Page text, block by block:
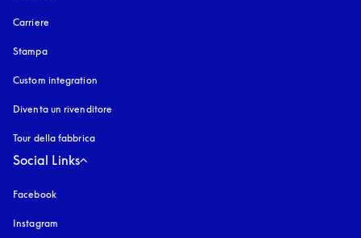
Carriere
Stampa
Custom integration
Diventa un rivenditore
Tour della fabbrica
Social Links
Facebook
Instagram